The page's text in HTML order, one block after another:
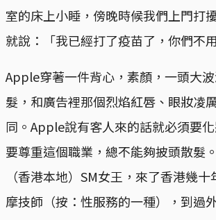
室的床上小睡，傍晚時候我們上門打
就說：「我已經打了疫苗了，你們不
Apple穿著一件背心，素顏，一頭大
髮，和廣告裡那個烈焰紅唇、眼妝凌
同。Apple說有客人來的話就必須要
要尊重這個職業，總不能夠披頭散髮
（香港本地）SM女王，來了香港幾
摩技師（按：性服務的一種），到過